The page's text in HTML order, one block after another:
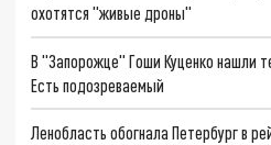
охотятся "живые дроны"
В "Запорожце" Гоши Куценко нашли
Есть подозреваемый
Ленобласть обогнала Петербург в